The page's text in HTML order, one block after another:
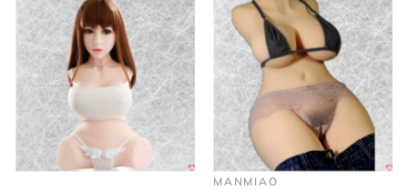
MANMIAO